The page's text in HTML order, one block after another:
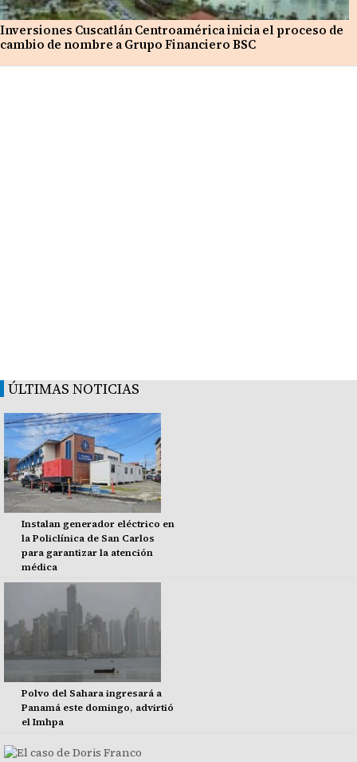
Inversiones Cuscatlán Centroamérica inicia el proceso de
cambio de nombre a Grupo Financiero BSC
ÚLTIMAS NOTICIAS
Instalan generador eléctrico en
la Policlínica de San Carlos
para garantizar la atención
médica
Polvo del Sahara ingresará a
Panamá este domingo, advirtió
el Imhpa